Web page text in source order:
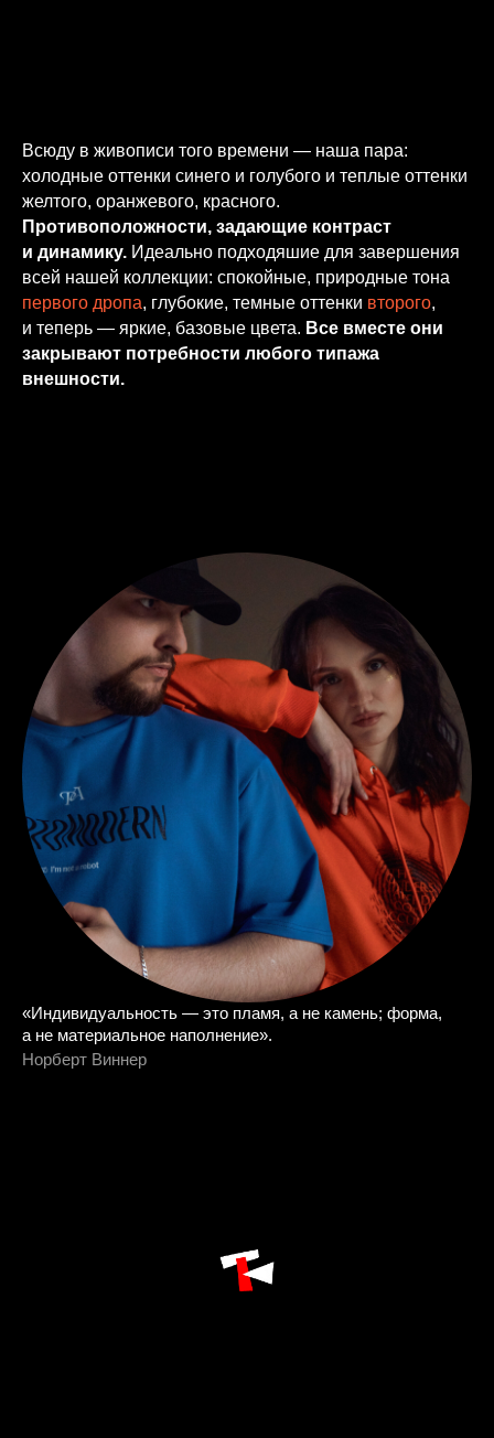
Всюду в живописи того времени — наша пара:
холодные оттенки синего и голубого и теплые оттенки
желтого, оранжевого, красного.
Противоположности, задающие контраст
и динамику. Идеально подходяшие для завершения
всей нашей коллекции: спокойные, природные тона
первого дропа, глубокие, темные оттенки второго,
и теперь — яркие, базовые цвета. Все вместе они
закрывают потребности любого типажа
внешности.
«Индивидуальность — это пламя, а не камень; форма,
а не материальное наполнение».
Норберт Виннер